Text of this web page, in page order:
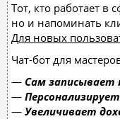
Тот, кто работает в
но и напоминать
Для новых
Чат-бот для
— Сам записывает
—
— Увеличивает